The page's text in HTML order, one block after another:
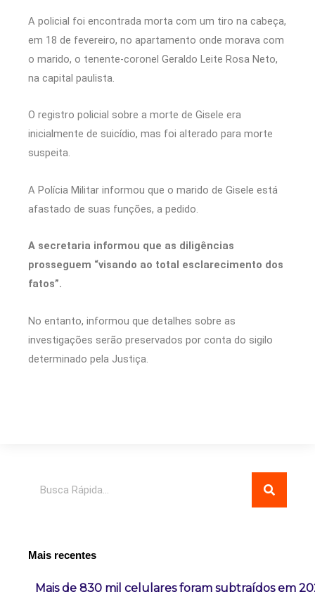
A policial foi encontrada morta com um tiro na cabeça,
em 18 de fevereiro, no apartamento onde morava com
o marido, o tenente-coronel Geraldo Leite Rosa Neto,
na capital paulista.
O registro policial sobre a morte de Gisele era
inicialmente de suicídio, mas foi alterado para morte
suspeita.
A Polícia Militar informou que o marido de Gisele está
afastado de suas funções, a pedido.
A secretaria informou que as diligências
prosseguem “visando ao total esclarecimento dos
fatos”.
No entanto, informou que detalhes sobre as
investigações serão preservados por conta do sigilo
determinado pela Justiça.
Mais recentes
Mais de 830 mil celulares foram subtraídos em